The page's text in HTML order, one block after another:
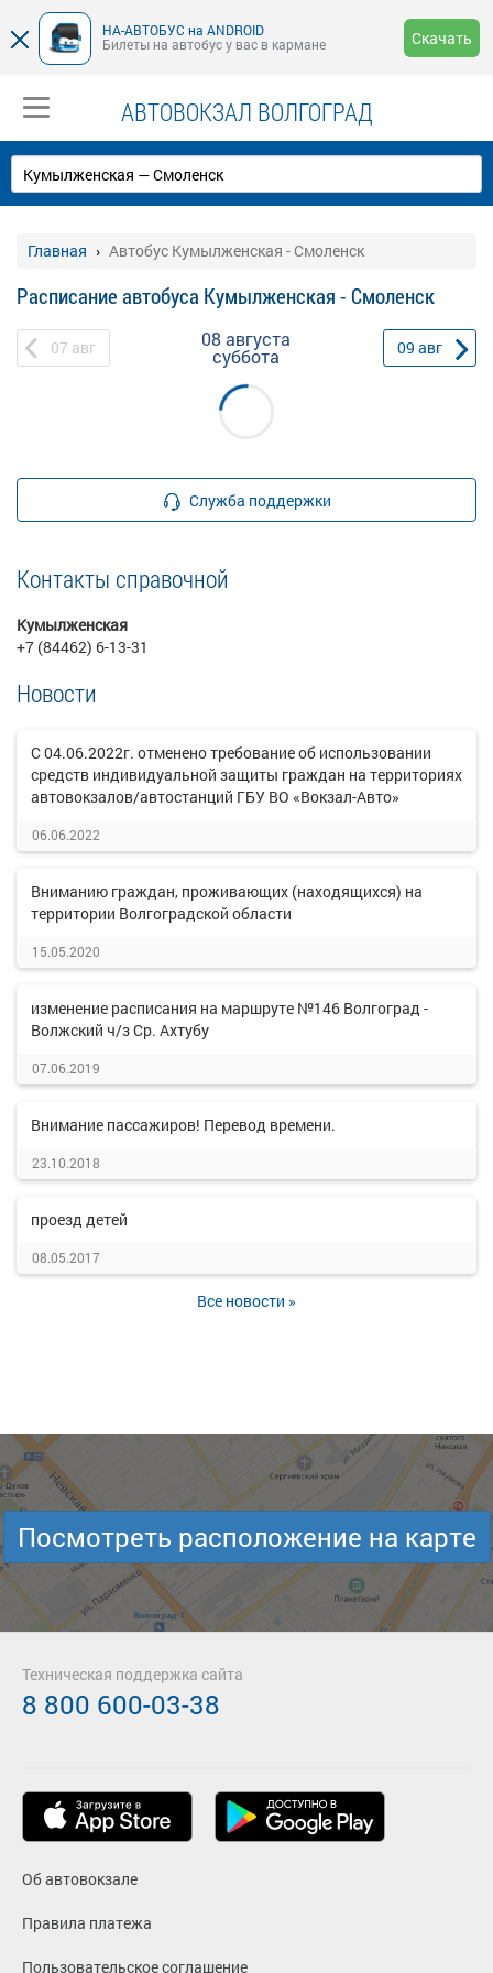
НА-АВТОБУС на ANDROID
Билеты на автобус у вас в кармане
Скачать
АВТОВОКЗАЛ ВОЛГОГРАД
Главная Автобус Кумылженская - Смоленск
Расписание автобуса Кумылженская - Смоленск
07 авг 08 августа
суббота 09 авг
Служба поддержки
Контакты справочной
Кумылженская
+7 (84462) 6-13-31
Новости
С 04.06.2022г. отменено требование об использовании
средств индивидуальной защиты граждан на территориях
автовокзалов/автостанций ГБУ ВО «Вокзал-Авто»
06.06.2022
Вниманию граждан, проживающих (находящихся) на
территории Волгоградской области
15.05.2020
изменение расписания на маршруте №146 Волгоград -
Волжский ч/з Ср. Ахтубу
07.06.2019
Внимание пассажиров! Перевод времени.
23.10.2018
проезд детей
08.05.2017
Все новости »
Посмотреть расположение на карте
Об автовокзале
Правила платежа
Пользовательское соглашение
Техническая поддержка сайта
8 800 600-03-38